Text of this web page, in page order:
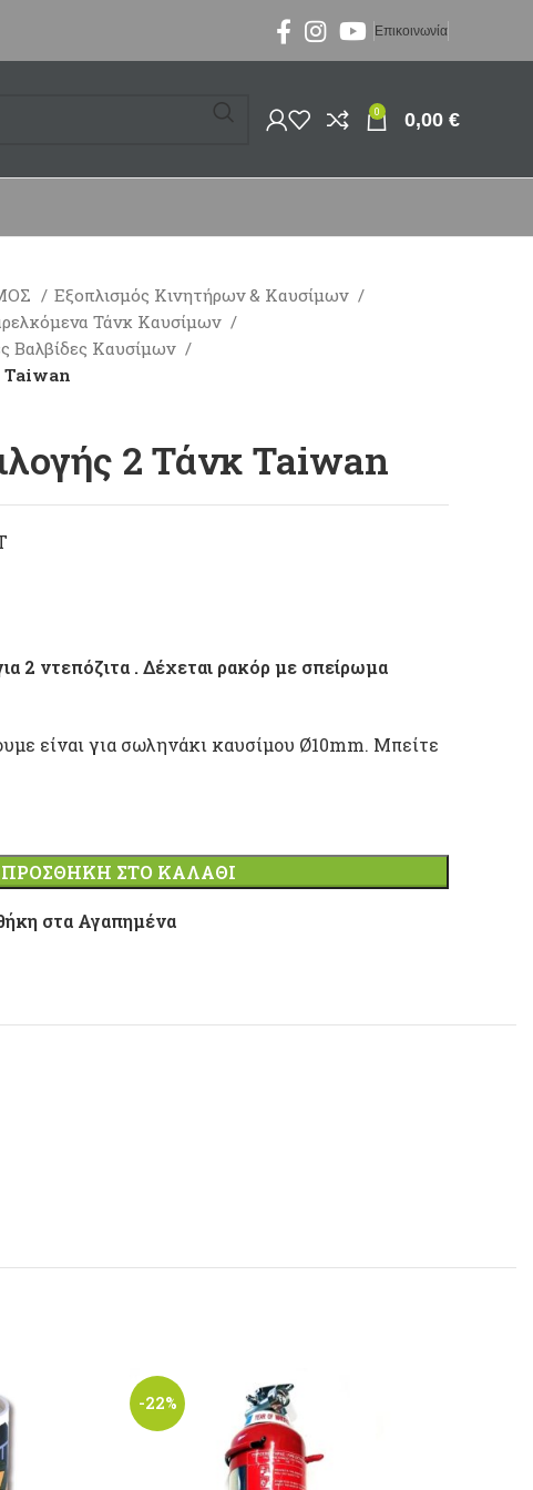
Επικοινωνία
0 0,00 €
Εξοπλισμός Κινητήρων & Καυσίμων
Τάνκ Καυσίμων
Βαλβίδες Καυσίμων
Taiwan
2 Τάνκ Taiwan
2 ντεπόζιτα . Δέχεται ρακόρ με σπείρωμα
είναι για σωληνάκι καυσίμου Ø10mm. Μπείτε
ΠΡΟΣΘΉΚΗ ΣΤΟ ΚΑΛΆΘΙ
στα Αγαπημένα
-22%